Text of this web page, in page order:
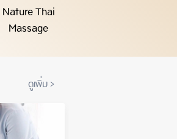
Nature Thai
Massage
ดูเพิ่ม>